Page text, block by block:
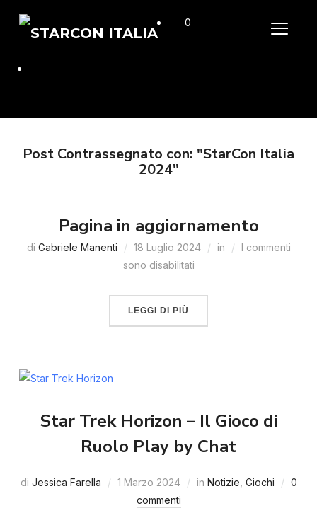
APRI/
0
Post Contrassegnato con: "StarCon Italia
2024"
Pagina in aggiornamento
di Gabriele Manenti 18 Luglio 2024 in
I commenti
sono disabilitati
LEGGI DI PIÙ
Star Trek Horizon – Il Gioco di
Ruolo Play by Chat
di Jessica Farella 1 Marzo 2024 in Notizie Giochi
0
commenti